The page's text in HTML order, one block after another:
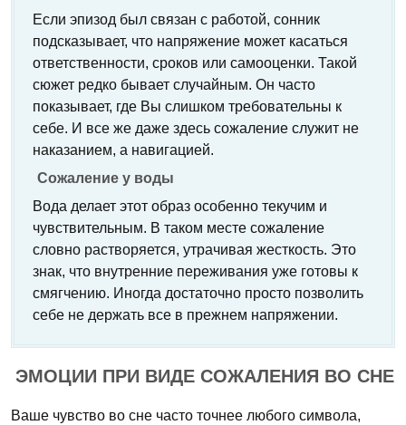
Если эпизод был связан с работой, сонник
подсказывает, что напряжение может касаться
ответственности, сроков или самооценки. Такой
сюжет редко бывает случайным. Он часто
показывает, где Вы слишком требовательны к
себе. И все же даже здесь сожаление служит не
наказанием, а навигацией.
Сожаление у воды
Вода делает этот образ особенно текучим и
чувствительным. В таком месте сожаление
словно растворяется, утрачивая жесткость. Это
знак, что внутренние переживания уже готовы к
смягчению. Иногда достаточно просто позволить
себе не держать все в прежнем напряжении.
ЭМОЦИИ ПРИ ВИДЕ СОЖАЛЕНИЯ ВО СНЕ
Ваше чувство во сне часто точнее любого символа,